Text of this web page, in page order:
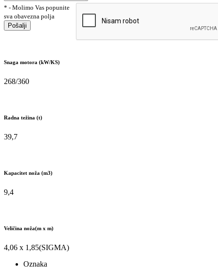
* - Molimo Vas popunite
sva obavezna polja
Pošalji
Snaga motora (kW/KS)
268/360
Radna težina (t)
39,7
Kapacitet noža (m3)
9,4
Veličina noža(m x m)
4,06 x 1,85(SIGMA)
Oznaka